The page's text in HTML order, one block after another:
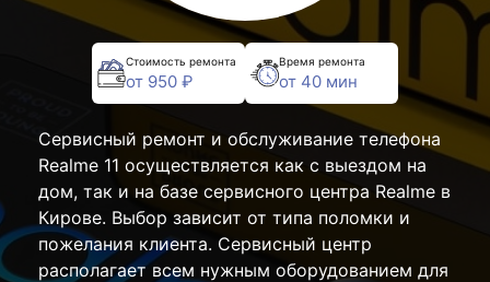
Стоимость ремонта
от 950 ₽
Время ремонта
от 40 мин
Сервисный ремонт и обслуживание телефона
Realme 11 осуществляется как с выездом на
дом, так и на базе сервисного центра Realme в
Кирове. Выбор зависит от типа поломки и
пожелания клиента. Сервисный центр
располагает всем нужным оборудованием для